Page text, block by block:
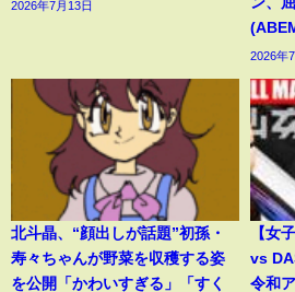
2026年7月13日
2026年
北斗晶、“顔出しが話題”初孫・
寿々ちゃんが野菜を収穫する姿
を公開「かわいすぎる」「すく
【女
vs
令和